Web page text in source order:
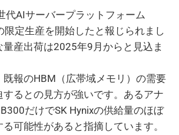
代AIサーバープラットフォーム
限定生産を開始したと報じられまし
量産出荷は2025年9月からと見込ま
既報のHBM（広帯域メモリ）の需要
するとの見方が強いです。あるアナ
だけでSK Hynixの供給量のほぼ
可能性があると指摘しています。